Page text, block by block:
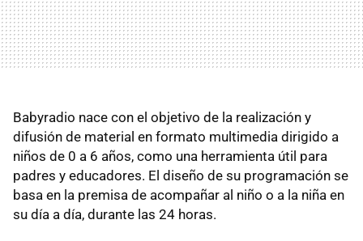
Babyradio nace con el objetivo de la realización y
difusión de material en formato multimedia dirigido a
niños de 0 a 6 años, como una herramienta útil para
padres y educadores. El diseño de su programación se
basa en la premisa de acompañar al niño o a la niña en
su día a día, durante las 24 horas.